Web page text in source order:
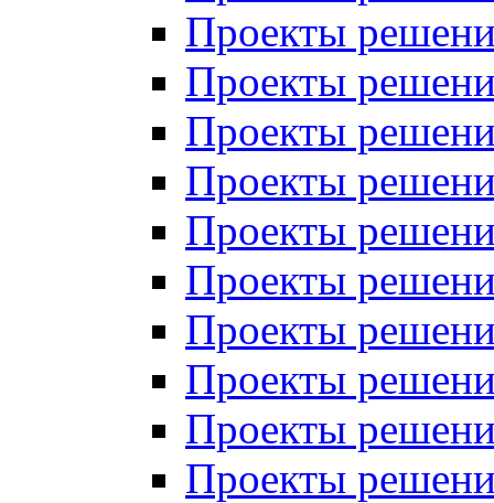
Проекты
Проекты
Проекты
Проекты
Проекты
Проекты
Проекты
Проекты
Проекты
Проекты